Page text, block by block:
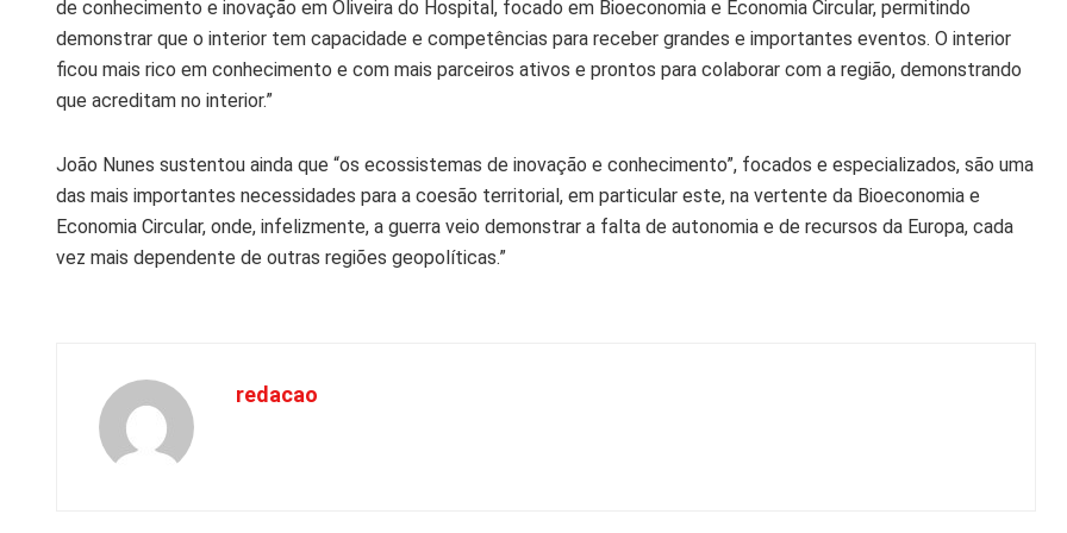
de conhecimento e inovação em Oliveira do Hospital, focado em Bioeconomia e Economia Circular, permitindo
demonstrar que o interior tem capacidade e competências para receber grandes e importantes eventos. O interior
ficou mais rico em conhecimento e com mais parceiros ativos e prontos para colaborar com a região, demonstrando
que acreditam no interior.”
João Nunes sustentou ainda que “os ecossistemas de inovação e conhecimento”, focados e especializados, são uma
das mais importantes necessidades para a coesão territorial, em particular este, na vertente da Bioeconomia e
Economia Circular, onde, infelizmente, a guerra veio demonstrar a falta de autonomia e de recursos da Europa, cada
vez mais dependente de outras regiões geopolíticas.”
redacao